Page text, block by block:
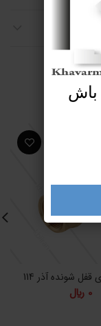
شونده آذر 114
0 ﷼
باش